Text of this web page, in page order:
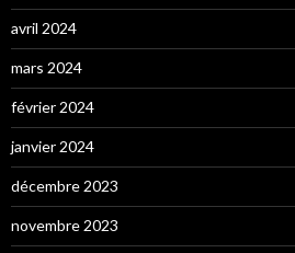
avril 2024
mars 2024
février 2024
janvier 2024
décembre 2023
novembre 2023